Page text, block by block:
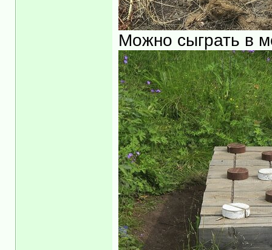
Можно сыграть в